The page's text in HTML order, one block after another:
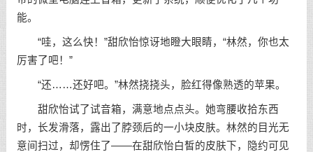
能。
“哇，这么快！”甜欣怡惊讶地瞪大眼睛，“林然，你也太
厉害了吧！”
“还……还好吧。”林然挠挠头，脸红得像熟透的苹果。
甜欣怡试了试音箱，满意地点点头。她弯腰收拾东西
时，长发滑落，露出了脖颈后的一小块皮肤。林然的目光无
意间扫过，却愣住了——在甜欣怡白皙的皮肤下，隐约可见